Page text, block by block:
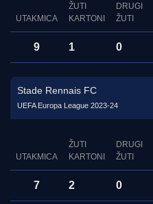
UTAKMICA
ŽUTI
KARTONI
DRUGI
ŽUTI
9 1 0
Stade Rennais FC
UEFA Europa League 2023-24
UTAKMICA
ŽUTI
KARTONI
DRUGI
ŽUTI
7 2 0